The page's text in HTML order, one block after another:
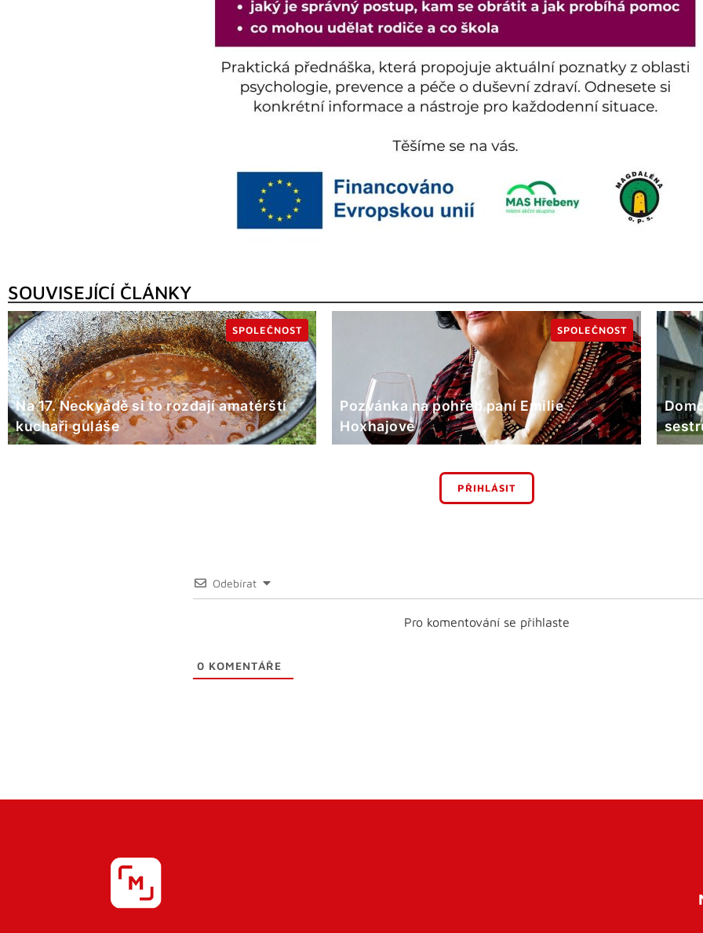
SOUVISEJÍCÍ ČLÁNKY
Na 17. Neckyádě si to rozdají amatérští
kuchaři guláše
SPOLEČNOST
Pozvánka na pohřeb paní Emilie
Hoxhajové
SPOLEČNOST
PŘIHLÁSIT
Odebírat
Pro komentování se přihlaste
0 KOMENTÁŘE